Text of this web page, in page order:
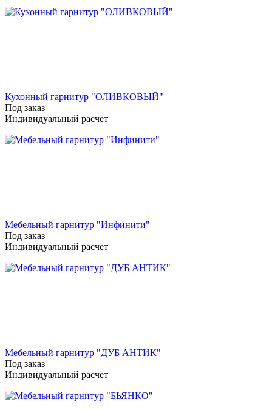
Кухонный гарнитур "ОЛИВКОВЫЙ"
Под заказ
Индивидуальный расчёт
Мебельный гарнитур "Инфинити"
Под заказ
Индивидуальный расчёт
Мебельный гарнитур "ДУБ АНТИК"
Под заказ
Индивидуальный расчёт